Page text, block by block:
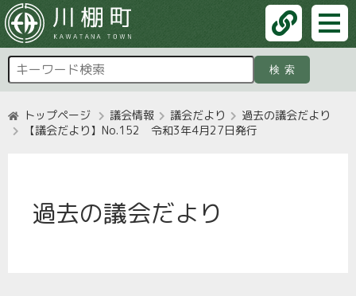
検索
トップページ 議会情報 議会だより
過去の議会だより
【議会だより】No.152 令和3年4月27日発行
過去の議会だより